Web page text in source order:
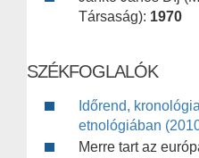
Társaság): 1970
SZÉKFOGLALÓK
Időrend,
etnológiában
Merre tart az